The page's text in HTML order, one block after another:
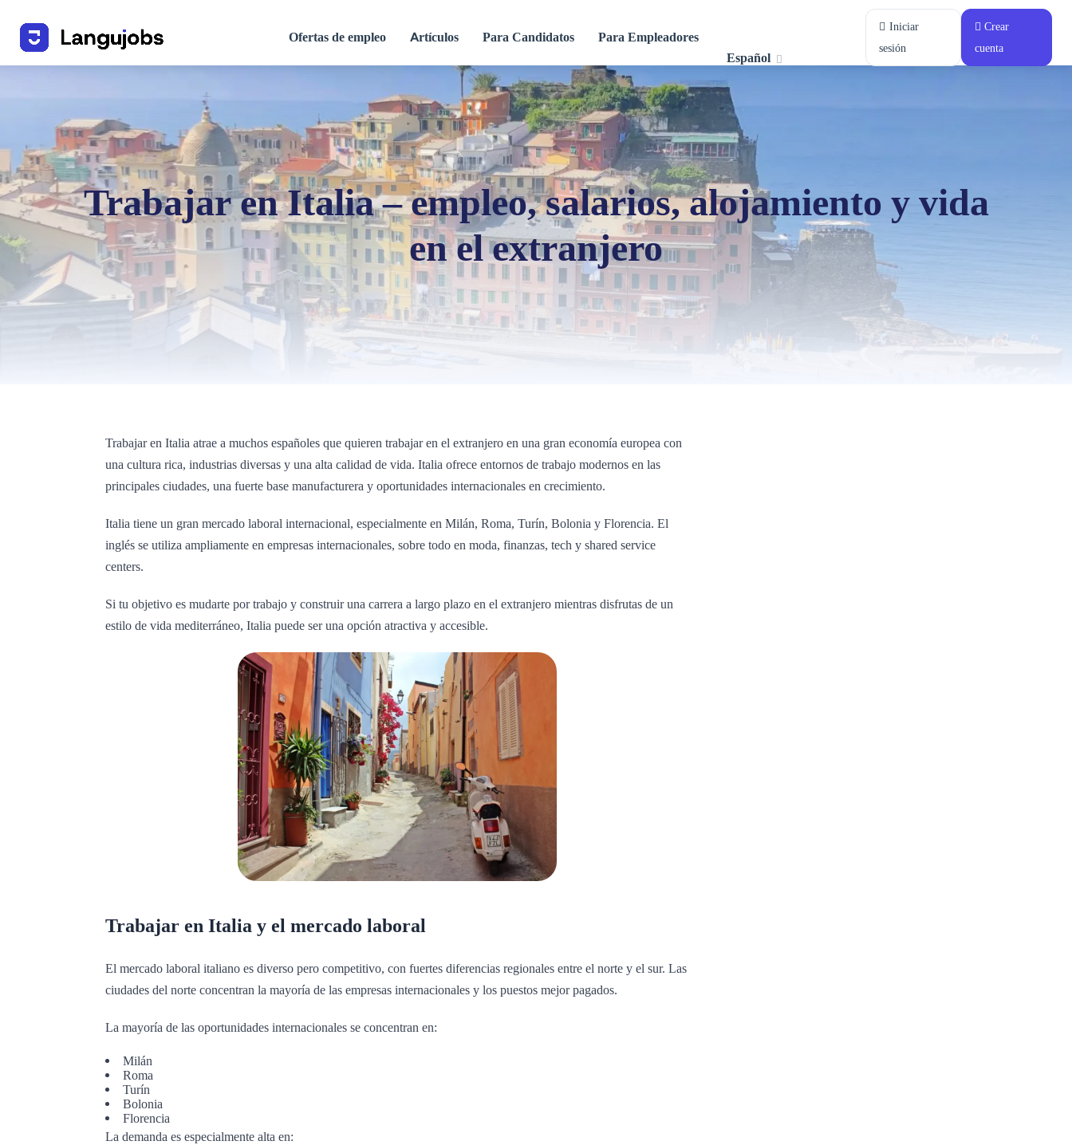
Ofertas de empleo Artículos Para Candidatos
Para Empleadores
Español
Iniciar
sesión
Crear
cuenta
Trabajar en Italia – empleo, salarios, alojamiento y vida
en el extranjero
Trabajar en Italia atrae a muchos españoles que quieren trabajar en el extranjero en una gran economía europea con
una cultura rica, industrias diversas y una alta calidad de vida. Italia ofrece entornos de trabajo modernos en las
principales ciudades, una fuerte base manufacturera y oportunidades internacionales en crecimiento.
Italia tiene un gran mercado laboral internacional, especialmente en Milán, Roma, Turín, Bolonia y Florencia. El
inglés se utiliza ampliamente en empresas internacionales, sobre todo en moda, finanzas, tech y shared service
centers.
Si tu objetivo es mudarte por trabajo y construir una carrera a largo plazo en el extranjero mientras disfrutas de un
estilo de vida mediterráneo, Italia puede ser una opción atractiva y accesible.
Trabajar en Italia y el mercado laboral
El mercado laboral italiano es diverso pero competitivo, con fuertes diferencias regionales entre el norte y el sur. Las
ciudades del norte concentran la mayoría de las empresas internacionales y los puestos mejor pagados.
La mayoría de las oportunidades internacionales se concentran en:
Milán
Roma
Turín
Bolonia
Florencia
La demanda es especialmente alta en: